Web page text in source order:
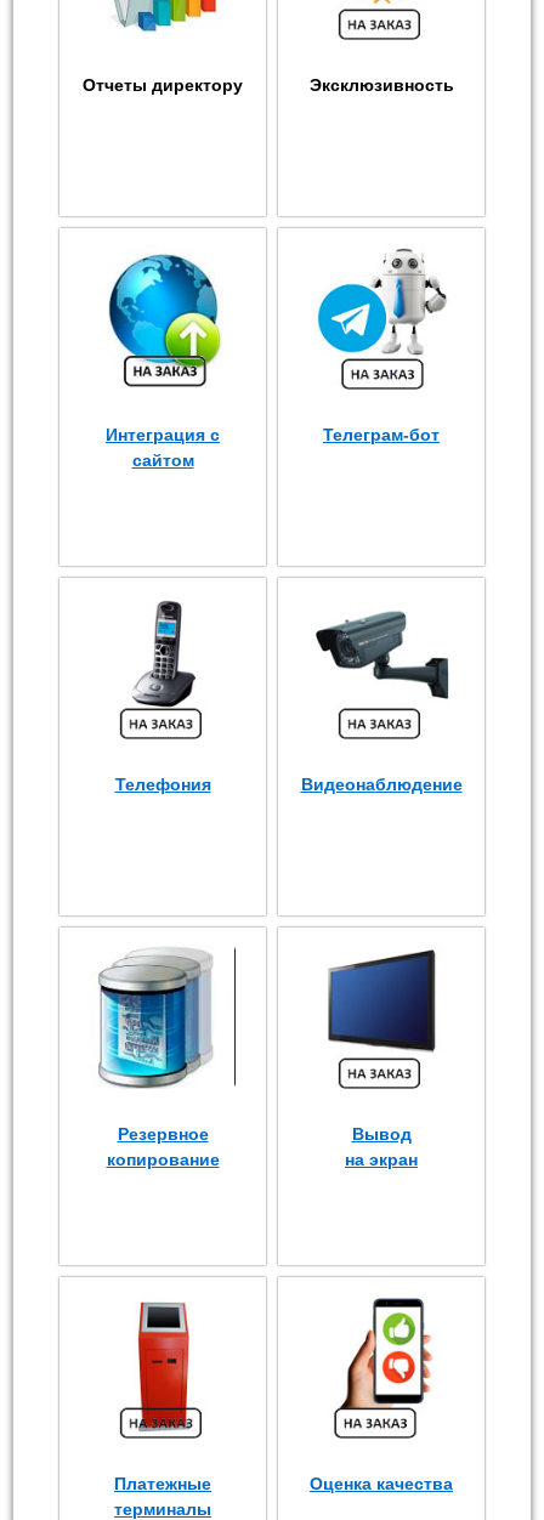
Отчеты директору Эксклюзивность
Интеграция с
сайтом
Телеграм-бот
Телефония Видеонаблюдение
Резервное
копирование
Вывод
на экран
Платежные
терминалы
Оценка качества